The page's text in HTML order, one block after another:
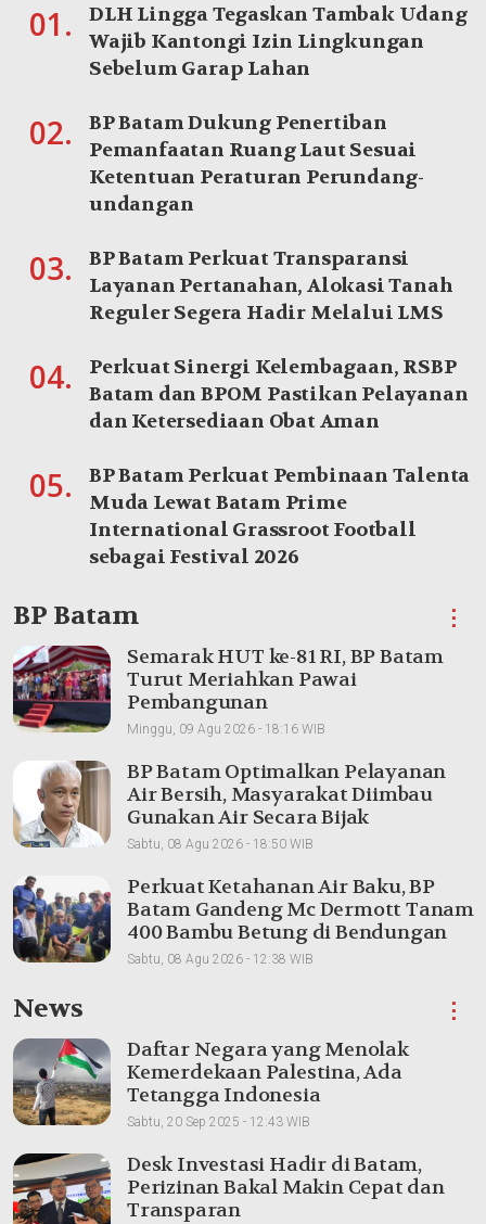
01.
DLH Lingga Tegaskan Tambak Udang
Wajib Kantongi Izin Lingkungan
Sebelum Garap Lahan
02.
BP Batam Dukung Penertiban
Pemanfaatan Ruang Laut Sesuai
Ketentuan Peraturan Perundang-
undangan
03.
BP Batam Perkuat Transparansi
Layanan Pertanahan, Alokasi Tanah
Reguler Segera Hadir Melalui LMS
04.
Perkuat Sinergi Kelembagaan, RSBP
Batam dan BPOM Pastikan Pelayanan
dan Ketersediaan Obat Aman
05.
BP Batam Perkuat Pembinaan Talenta
Muda Lewat Batam Prime
International Grassroot Football
sebagai Festival 2026
BP Batam ⋮
Semarak HUT ke-81 RI, BP Batam
Turut Meriahkan Pawai
Pembangunan
Minggu, 09 Agu 2026 - 18:16 WIB
BP Batam Optimalkan Pelayanan
Air Bersih, Masyarakat Diimbau
Gunakan Air Secara Bijak
Sabtu, 08 Agu 2026 - 18:50 WIB
Perkuat Ketahanan Air Baku, BP
Batam Gandeng Mc Dermott Tanam
400 Bambu Betung di Bendungan
Sei Nongsa
Sabtu, 08 Agu 2026 - 12:38 WIB
News ⋮
Daftar Negara yang Menolak
Kemerdekaan Palestina, Ada
Tetangga Indonesia
Sabtu, 20 Sep 2025 - 12:43 WIB
Desk Investasi Hadir di Batam,
Perizinan Bakal Makin Cepat dan
Transparan